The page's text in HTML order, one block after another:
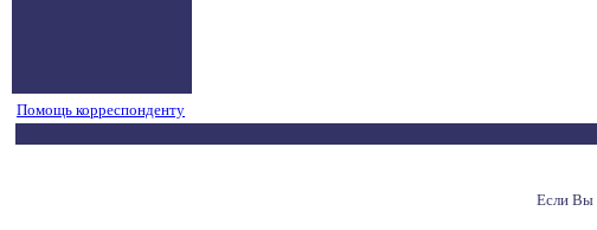
Помощь корреспонденту
Если Вы